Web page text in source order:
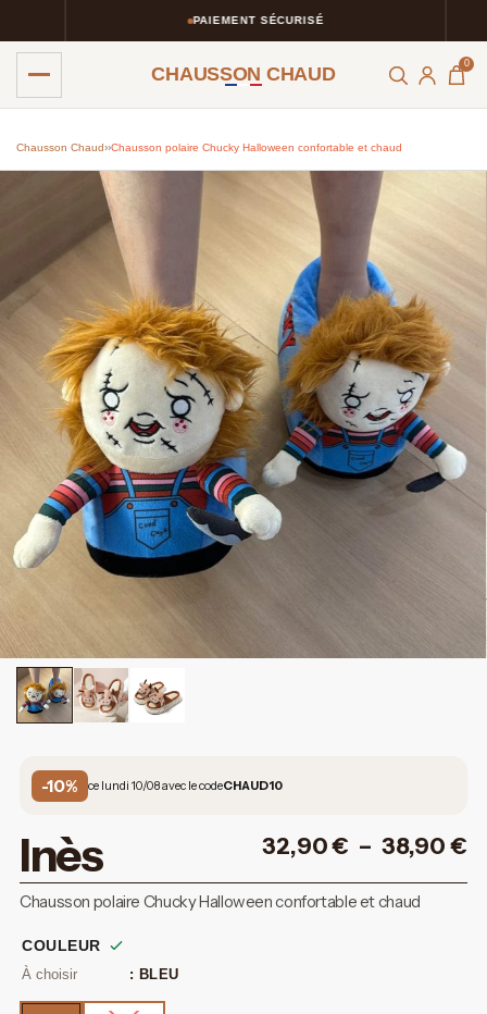
PAIEMENT SÉCURISÉ
CHAUSSON CHAUD 0
Chausson Chaud››Chausson polaire Chucky Halloween confortable et chaud
-10% ce lundi 10/08 avec le codeCHAUD10
Inès 32,90€ – 38,90€
Chausson polaire Chucky Halloween confortable et chaud
COULEUR
: BLEU